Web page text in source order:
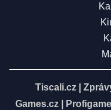
Tiscali.cz
Games.cz